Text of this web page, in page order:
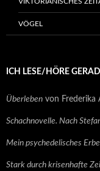
VÖGEL
ICH LESE/HÖRE
Überleben von Frederika
Schachnovelle. Nach
Mein psychedelisches Erbe
Stark durch krisenhafte